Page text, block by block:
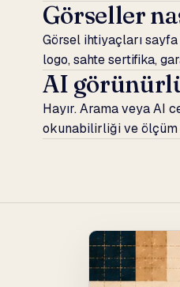
Görseller
Görsel ihtiyaçları
logo, sahte sertifika,
AI
Hayır. Arama veya AI
okunabilirliği ve ölçüm